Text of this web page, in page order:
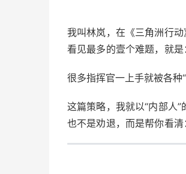
我叫林岚，在《三角洲行
看见最多的壹个难题，就是
很多指挥官一上手就被各种
这篇策略，我就以“内部人
也不是劝退，而是帮你看